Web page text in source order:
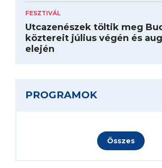
FESZTIVÁL
Utcazenészek töltik meg
köztereit július végén és
elején
PROGRAMOK
Összes